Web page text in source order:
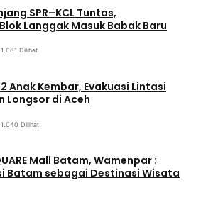
SPR–KCL Tuntas,
Langgak Masuk Babak Baru
1.081 Dilihat
Anak Kembar, Evakuasi Lintasi
Longsor di Aceh
1.040 Dilihat
Mall Batam, Wamenpar :
Batam sebagai Destinasi Wisata